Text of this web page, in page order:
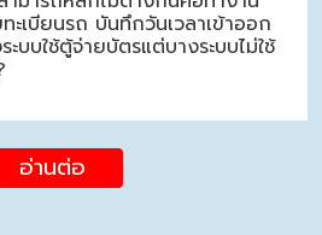
เบียนรถ บันทึกวันเวลาเข้าออก
บบใช้ตู้จ่ายบัตรแต่บางระบบไม่ใช้
อ่านต่อ